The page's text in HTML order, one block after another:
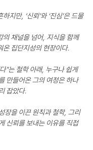
하지만, ‘신뢰’와 ‘진심’은 드물
의 채널을 넘어, 지식을 함께
온 집단지성의 현장이다.
"는 철학 아래, 누구나 쉽게
만들어온 그의 여정은 하나
잡았다.
장을 이끈 원칙과 철학, 그리
신뢰를 보내는 이유를 직접